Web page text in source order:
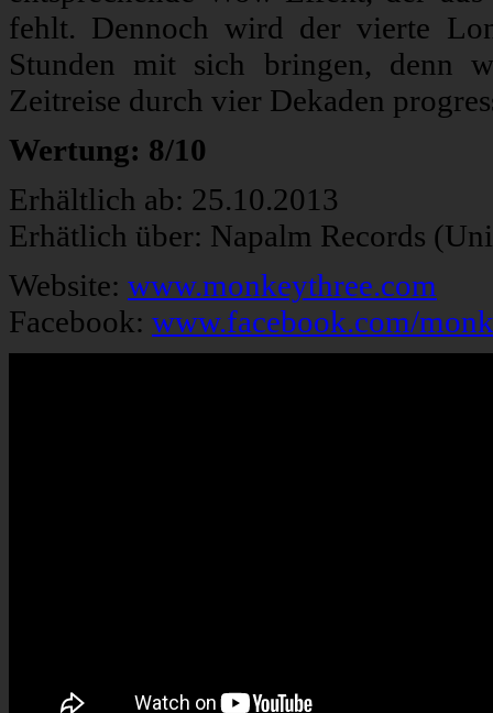
fehlt. Dennoch wird der vierte
Stunden mit sich bringen, denn
Zeitreise durch vier Dekaden
Wertung: 8/10
Erhältlich ab: 25.10.2013
Erhätlich über: Napalm Records
Website: www.monkeythree.com
Facebook: www.facebook.com/